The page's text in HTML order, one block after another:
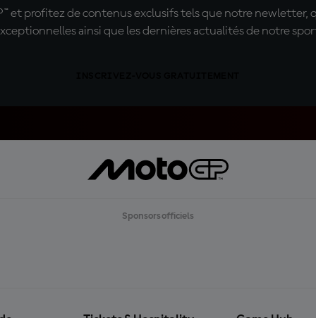
et profitez de contenus exclusifs tels que notre newletter,
ainsi que les dernières actualités de notre
Sponsors officiels